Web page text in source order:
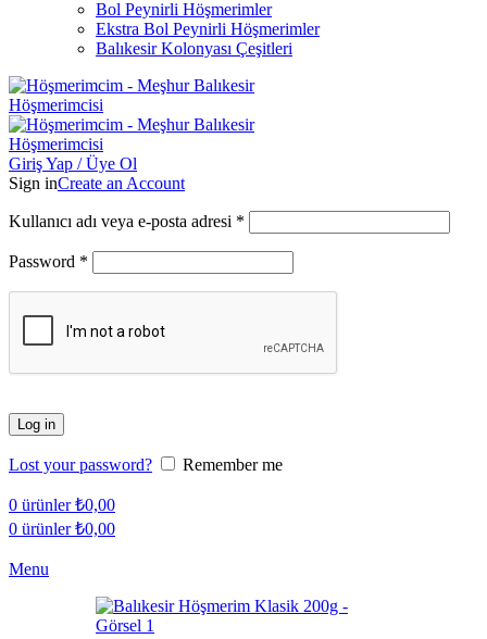
Bol Peynirli Höşmerimler
Ekstra Bol Peynirli Höşmerimler
Balıkesir Kolonyası Çeşitleri
Giriş Yap / Üye Ol
Sign inCreate an Account
Kullanıcı adı veya e-posta adresi *
Password *
Log in
Lost your password? Remember me
0 ürünler ₺0,00
0 ürünler ₺0,00
Menu